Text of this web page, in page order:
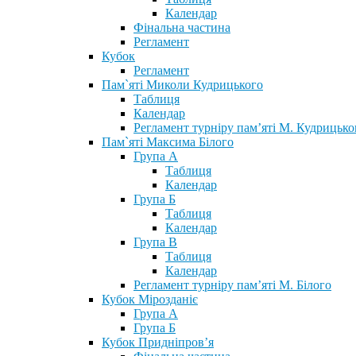
Календар
Фінальна частина
Регламент
Кубок
Регламент
Пам`яті Миколи Кудрицького
Таблиця
Календар
Регламент турніру пам’яті М.
Пам`яті Максима Білого
Група А
Таблиця
Календар
Група Б
Таблиця
Календар
Група В
Таблиця
Календар
Регламент турніру пам’яті М. Білого
Кубок Мірозданіє
Група А
Група Б
Кубок Придніпров’я